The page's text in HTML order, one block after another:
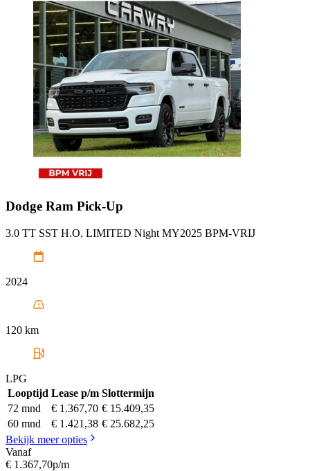
Dodge Ram Pick-Up
3.0 TT SST H.O. LIMITED Night MY2025 BPM-VRIJ
2024
120 km
LPG
Looptijd Lease p/m Slottermijn
72 mnd
€ 1.367,70 € 15.409,35
60 mnd
€ 1.421,38 € 25.682,25
Bekijk meer opties
Vanaf
€ 1.367,70p/m